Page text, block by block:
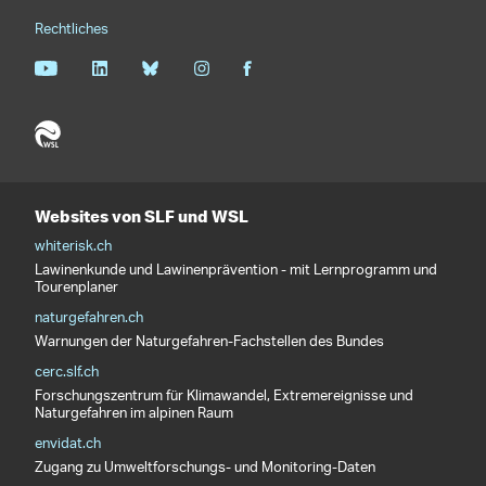
Rechtliches
Websites von SLF und WSL
whiterisk.ch
Lawinenkunde und Lawinenprävention - mit Lernprogramm und
Tourenplaner
naturgefahren.ch
Warnungen der Naturgefahren-Fachstellen des Bundes
cerc.slf.ch
Forschungszentrum für Klimawandel, Extremereignisse und
Naturgefahren im alpinen Raum
envidat.ch
Zugang zu Umweltforschungs- und Monitoring-Daten